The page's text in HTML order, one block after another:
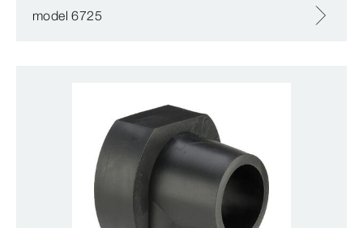
model 6725